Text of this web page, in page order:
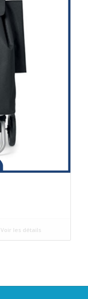
Voir les détails